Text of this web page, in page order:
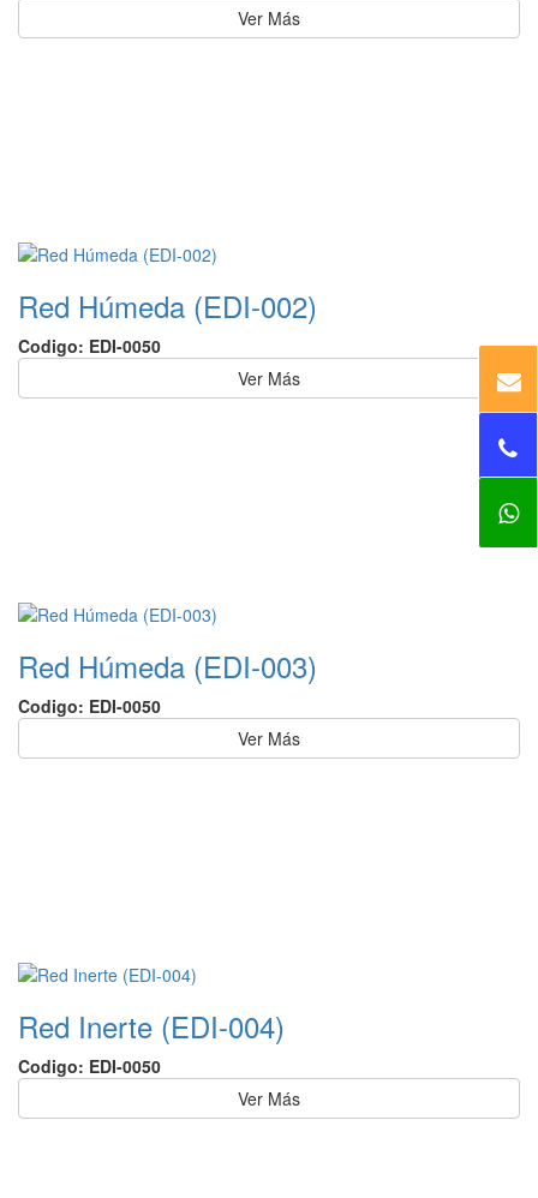
Ver Más
Red Húmeda (EDI-002)
Codigo: EDI-0050
Ver Más
Red Húmeda (EDI-003)
Codigo: EDI-0050
Ver Más
Red Inerte (EDI-004)
Codigo: EDI-0050
Ver Más